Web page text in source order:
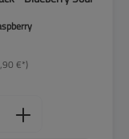
€*)
den